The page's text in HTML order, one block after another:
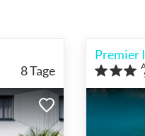
8Tage
Premier